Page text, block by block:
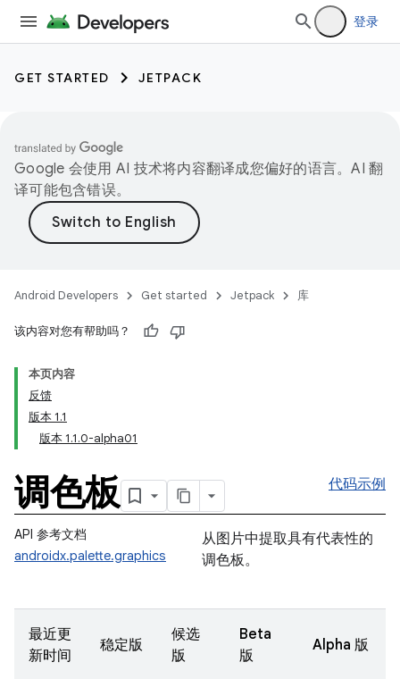
登录
GET STARTED JETPACK
Google 会使用 AI 技术将内容翻译成您偏好的语言。AI 翻
译可能包含错误。
Android Developers Get started Jetpack 库
该内容对您有帮助吗？
本页内容
反馈
版本 1.1
版本 1.1.0-alpha01
调色板 代码示例
API 参考文档
androidx.palette.graphics
从图片中提取具有代表性的
调色板。
最近更
新时间
稳定版
候选
版
Beta
版
Alpha 版